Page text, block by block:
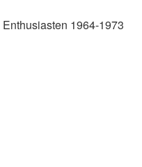
1964-1973